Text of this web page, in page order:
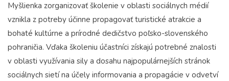
Myšlienka zorganizovať školenie v oblasti sociálnych médií
vznikla z potreby účinne propagovať turistické atrakcie a
bohaté kultúrne a prírodné dedičstvo poľsko-slovenského
pohraničia. Vďaka školeniu účastníci získajú potrebné znalosti
v oblasti využívania sily a dosahu najpopulárnejších stránok
sociálnych sietí na účely informovania a propagácie v odvetví